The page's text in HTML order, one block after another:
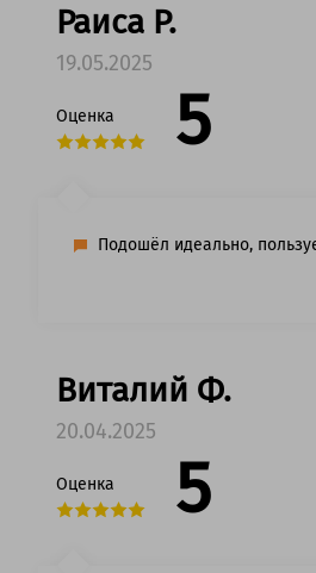
Раиса Р.
19.05.2025
Оценка 5
Подошёл идеально,
Виталий Ф.
20.04.2025
Оценка 5